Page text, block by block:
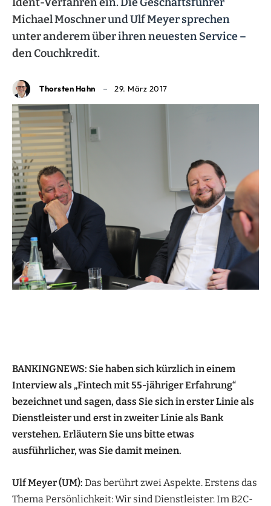
Michael Moschner und Ulf Meyer sprechen
unter anderem über ihren neuesten Service –
den Couchkredit.
Thorsten Hahn 29. März 2017
BANKINGNEWS: Sie haben sich kürzlich in einem
Interview als „Fintech mit 55-jähriger Erfahrung“
bezeichnet und sagen, dass Sie sich in erster Linie als
Dienstleister und erst in zweiter Linie als Bank
verstehen. Erläutern Sie uns bitte etwas
ausführlicher, was Sie damit meinen.
Ulf Meyer (UM): Das berührt zwei Aspekte. Erstens das
Thema Persönlichkeit: Wir sind Dienstleister. Im B2C-